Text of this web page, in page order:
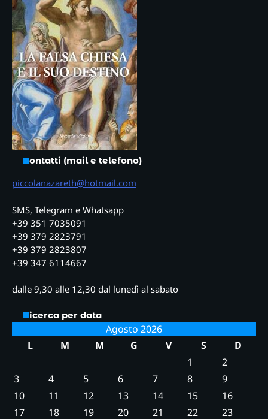
Contatti (mail e telefono)
piccolanazareth@hotmail.com
SMS, Telegram e Whatsapp
+39 351 7035091
+39 379 2823791
+39 379 2823807
+39 347 6114667
dalle 9,30 alle 12,30 dal lunedì al sabato
Ricerca per data
Agosto 2026
L
M M G V S
D
1
2
3
4 5 6 7 8
9
10
11 12 13 14 15
16
17
18 19 20 21 22 23